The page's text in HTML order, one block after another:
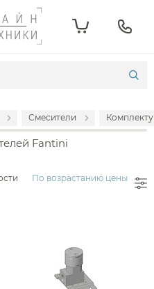
Смесители
Fantini
247 910
По возрастанию цены